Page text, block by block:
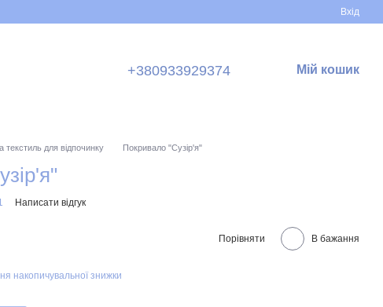
Вхід
+380933929374 Мій кошик
текстиль для відпочинку Покривало "Сузір'я"
Написати відгук
Порівняти В бажання
накопичувальної знижки